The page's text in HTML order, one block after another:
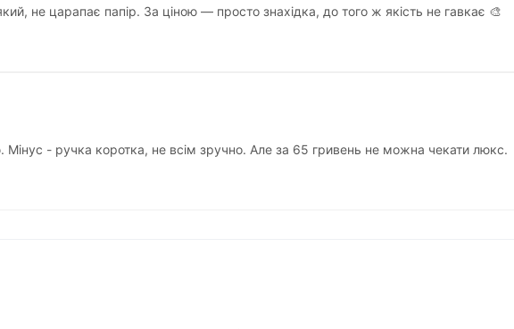
не царапає папір. За ціною — просто знахідка, до того ж якість не гавкає 🎨
- ручка коротка, не всім зручно. Але за 65 гривень не можна чекати люкс.